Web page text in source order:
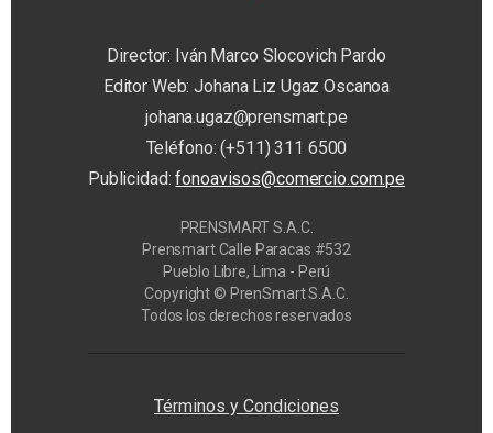
Director: Iván Marco Slocovich Pardo
Editor Web: Johana Liz Ugaz Oscanoa
johana.ugaz@prensmart.pe
Teléfono: (+511) 311 6500
Publicidad:fonoavisos@comercio.com.pe
PRENSMART S.A.C.
Prensmart Calle Paracas #532
Pueblo Libre, Lima - Perú
Copyright © PrenSmart S.A.C.
Todos los derechos reservados
Términos y Condiciones